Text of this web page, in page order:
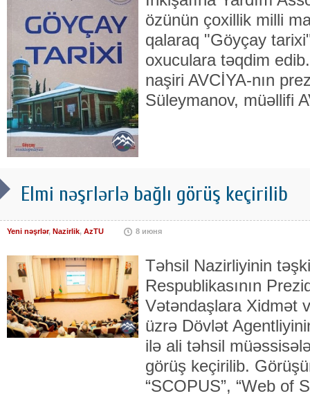
özünün çoxillik milli
qalaraq "Göyçay
oxuculara təqdim
naşiri AVCİYA-nın
Süleymanov, müəllifi
Elmi nəşrlərlə bağlı görüş keçirilib
Yeni nəşrlər, Nazirlik, AzTU 8 июня
Təhsil Nazirliyinin
Respublikasının
Vətəndaşlara Xidmət
üzrə Dövlət
ilə ali təhsil
görüş keçirilib.
“SCOPUS”, “Web of